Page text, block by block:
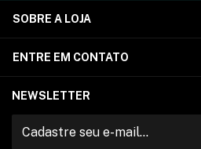
SOBRE A LOJA
ENTRE EM CONTATO
NEWSLETTER